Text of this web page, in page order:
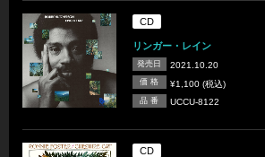
CD
リンガー・レイン
発売日 2021.10.20
価 格 ¥1,100 (税込)
品 番 UCCU-8122
CD